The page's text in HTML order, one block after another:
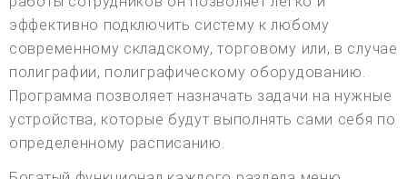
эффективно подключить систему к любому
современному складскому, торговому или, в случае
полиграфии, полиграфическому оборудованию.
Программа позволяет назначать задачи на нужные
устройства, которые будут выполнять сами себя по
определенному расписанию.